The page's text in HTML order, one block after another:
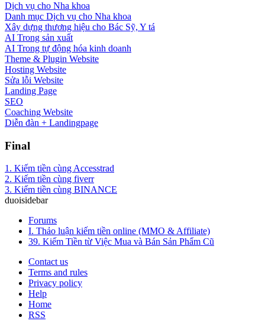
Dịch vụ cho Nha khoa
Danh mục Dịch vụ cho Nha khoa
Xây dựng thương hiệu cho Bác Sỹ, Y tá
AI Trong sản xuất
AI Trong tự động hóa kinh doanh
Theme & Plugin Website
Hosting Website
Sửa lỗi Website
Landing Page
SEO
Coaching Website
Diễn đàn + Landingpage
Final
1. Kiếm tiền cùng Accesstrad
2. Kiếm tiền cùng fiverr
3. Kiếm tiền cùng BINANCE
duoisidebar
Forums
I. Thảo luận kiếm tiền online (MMO & Affiliate)
39. Kiếm Tiền từ Việc Mua và Bán Sản Phẩm Cũ
Contact us
Terms and rules
Privacy policy
Help
Home
RSS